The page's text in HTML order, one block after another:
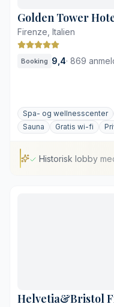
Golden Tower
Firenze, Italien
Booking 9,4· 869
Spa- og wellnesscenter
Sauna
Gratis wi-fi
Historisk lobby
Helvetia&Bristol